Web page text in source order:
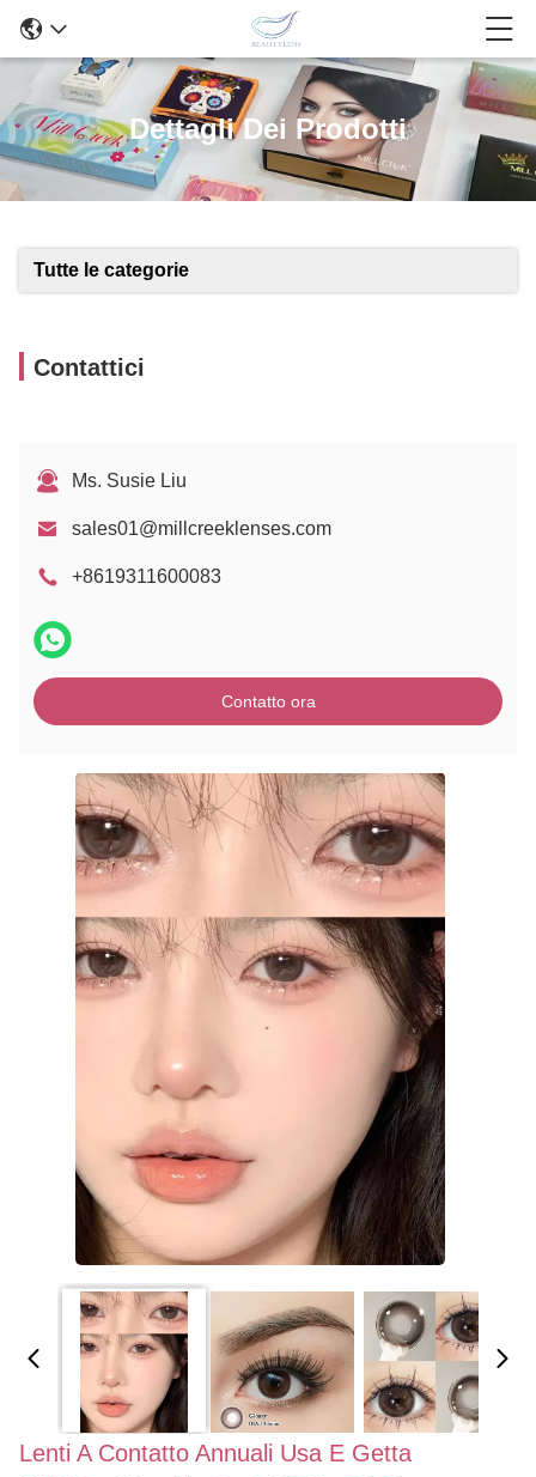
Dettagli Dei Prodotti
Tutte le categorie
Contattici
Ms. Susie Liu
sales01@millcreeklenses.com
+8619311600083
Contatto ora
Lenti A Contatto Annuali Usa E Getta